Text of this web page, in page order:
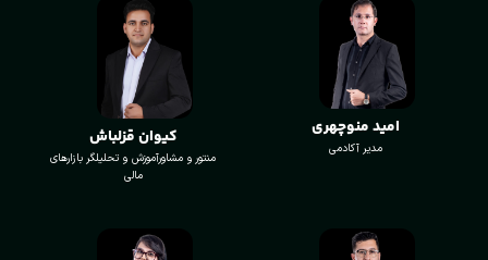
امید منوچهری
مدیر آکادمی
کیوان قزلباش
منتور و مشاورآموزش و تحلیلگر بازارهای
مالی